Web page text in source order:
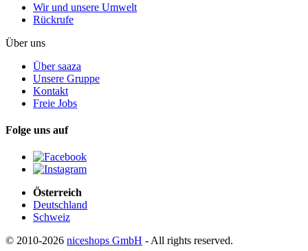
Wir und unsere Umwelt
Rückrufe
Über uns
Über saaza
Unsere Gruppe
Kontakt
Freie Jobs
Folge uns auf
Österreich
Deutschland
Schweiz
© 2010-2026 niceshops GmbH - All rights reserved.